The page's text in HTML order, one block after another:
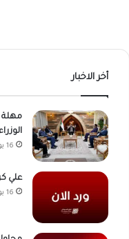
أخر الاخبار
مهلة
16 يونيو، 2026
علي
16 يونيو، 2026